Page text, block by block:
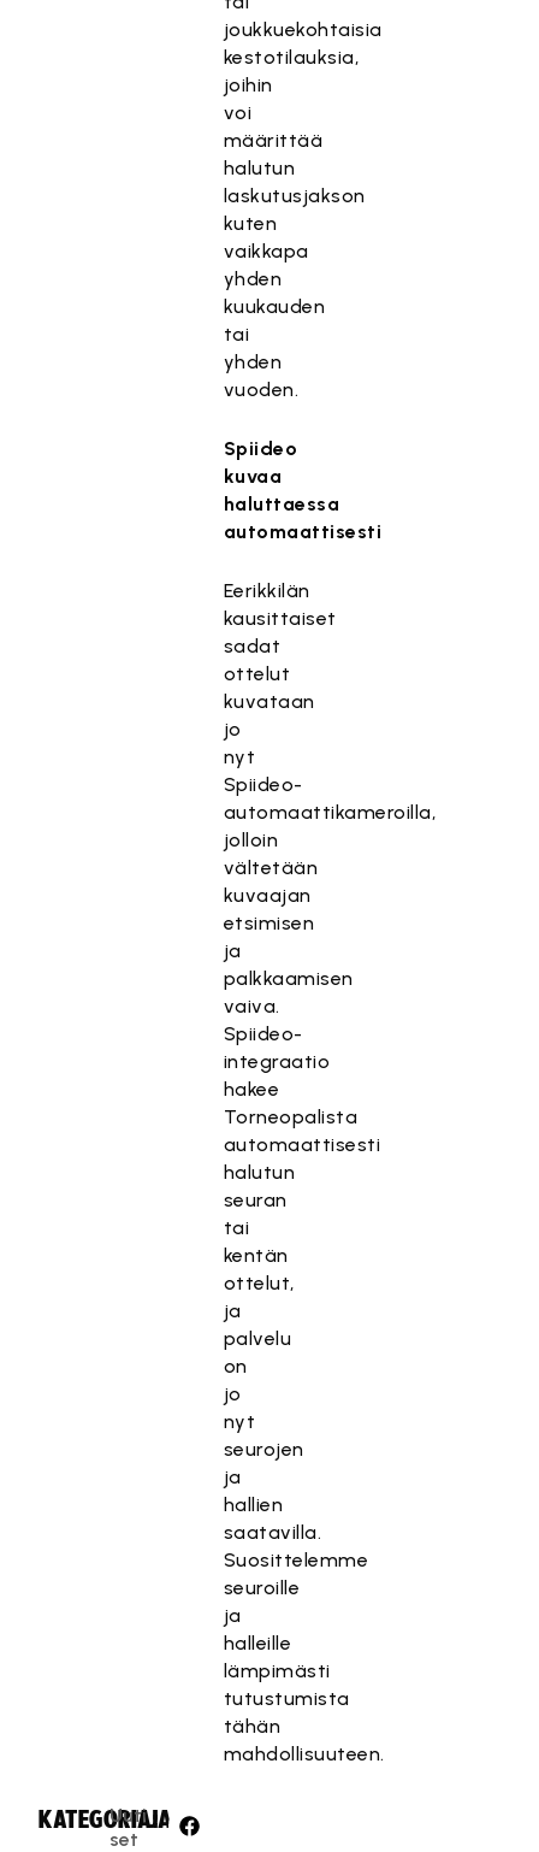
joukkuekohtaisia
kestotilauksia,
joihin
voi
määrittää
halutun
laskutusjakson
kuten
vaikkapa
yhden
kuukauden
tai
yhden
vuoden.
Spiideo
kuvaa
haluttaessa
automaattisesti
Eerikkilän
kausittaiset
sadat
ottelut
kuvataan
jo
nyt
Spiideo-
automaattikameroilla,
jolloin
vältetään
kuvaajan
etsimisen
ja
palkkaamisen
vaiva.
Spiideo-
integraatio
hakee
Torneopalista
automaattisesti
halutun
seuran
tai
kentän
ottelut,
ja
palvelu
on
jo
nyt
seurojen
ja
hallien
saatavilla.
Suosittelemme
seuroille
ja
halleille
lämpimästi
tutustumista
tähän
mahdollisuuteen.
KATEGORIA:
Uuti
set
JAA: